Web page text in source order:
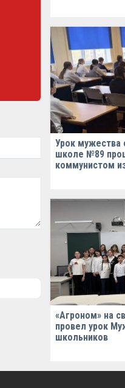
Урок мужества
школе №89
коммунистом
«Агроном» на
провел урок
школьников